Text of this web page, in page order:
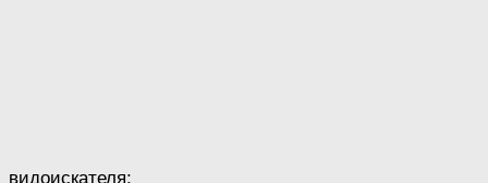
видоискателя;